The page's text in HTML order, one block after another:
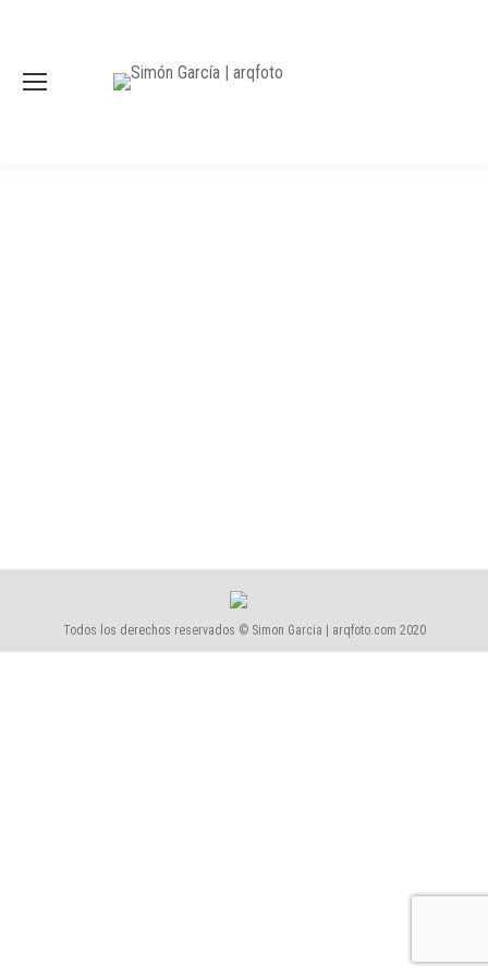
Todos los derechos reservados © Simon Garcia | arqfoto.com 2020